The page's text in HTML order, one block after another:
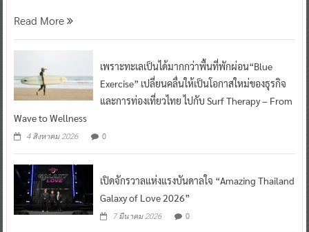
Read More
เพราะทะเลเป็นได้มากกว่าพื้นที่พักผ่อน“Blue
Exercise” เปลี่ยนคลื่นให้เป็นโอกาสใหม่ของธุรกิจ
และการท่องเที่ยวไทย ไปกับ Surf Therapy – From
Wave to Wellness
4 สิงหาคม 2026 0
เปิดจักรวาลแห่งแรงบันดาลใจ “Amazing Thailand
Galaxy of Love 2026”
7 มีนาคม 2026 0